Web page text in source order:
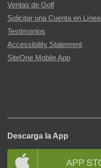
Ventas de Golf
Solicitar una Cuenta en Línea
Testimonios
Accessibility Statement
SiteOne Mobile App
Descarga la App